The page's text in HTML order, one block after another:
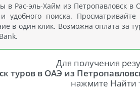
в Рас-эль-Хайм из Петропавловск в
удобного поиска.
в один клик. Возможна оплата за
Для получения
туров в ОАЭ из
нажмите Найти